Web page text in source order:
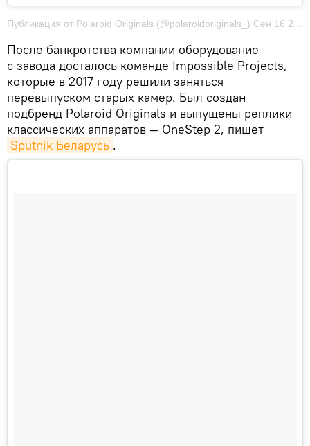
Публикация от Polaroid Originals (@polaroidoriginals_) Сен 16 2017 в 3:00 PDT
После банкротства компании оборудование
с завода досталось команде Impossible Projects,
которые в 2017 году решили заняться
перевыпуском старых камер. Был создан
подбренд Polaroid Originals и выпущены реплики
классических аппаратов — OneStep 2, пишет
Sputnik Беларусь .